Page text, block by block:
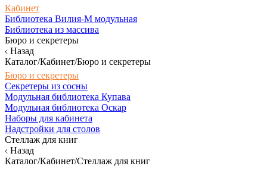
Кабинет
Библиотека Вилия-М модульная
Библиотека из массива
Бюро и секретеры
Назад
Каталог/Кабинет/Бюро и секретеры
Бюро и секретеры
Секретеры из сосны
Модульная библиотека Купава
Модульная библиотека Оскар
Наборы для кабинета
Надстройки для столов
Стеллаж для книг
Назад
Каталог/Кабинет/Стеллаж для книг